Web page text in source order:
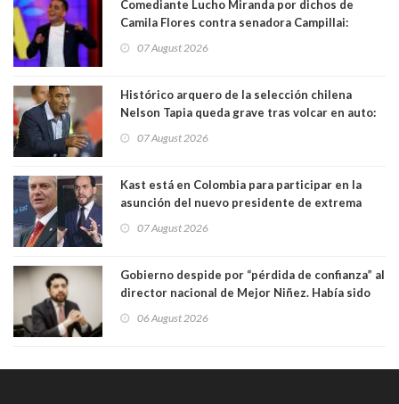
Comediante Lucho Miranda por dichos de
Camila Flores contra senadora Campillai:
forma de quitar dignidad"
07 August 2026
Histórico arquero de la selección chilena
Nelson Tapia queda grave tras volcar en auto:
07 August 2026
Kast está en Colombia para participar en la
asunción del nuevo presidente de extrema
07 August 2026
Gobierno despide por “pérdida de confianza” al
director nacional de Mejor Niñez. Había sido
06 August 2026